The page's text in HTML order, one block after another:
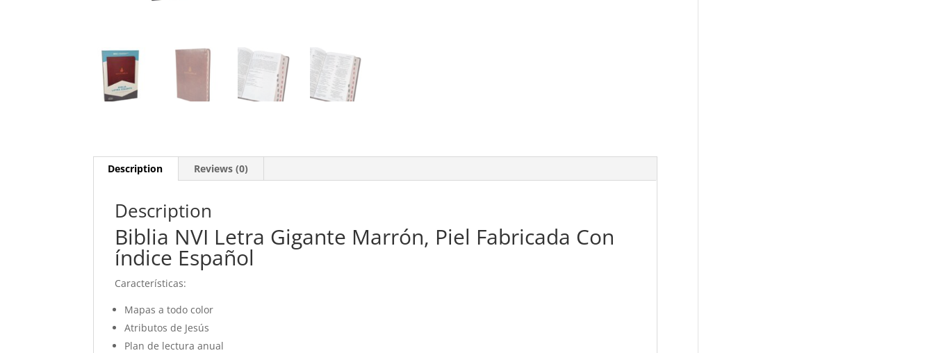
Description Reviews (0)
Description
Biblia NVI Letra Gigante Marrón, Piel Fabricada Con
índice Español
Características:
Mapas a todo color
Atributos de Jesús
Plan de lectura anual